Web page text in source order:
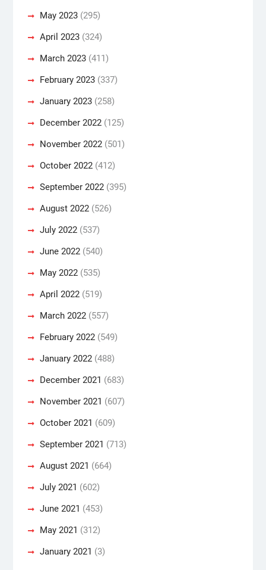
May 2023(295)
April 2023(324)
March 2023(411)
February 2023(337)
January 2023(258)
December 2022(125)
November 2022(501)
October 2022(412)
September 2022(395)
August 2022(526)
July 2022(537)
June 2022(540)
May 2022(535)
April 2022(519)
March 2022(557)
February 2022(549)
January 2022(488)
December 2021 (683)
November 2021 (607)
October 2021 (609)
September 2021 (713)
August 2021 (664)
July 2021 (602)
June 2021 (453)
May 2021 (312)
January 2021 (3)